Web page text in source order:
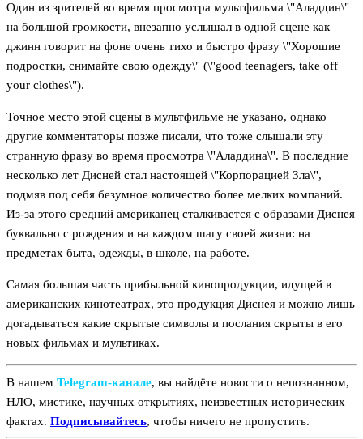
Один из зрителей во время просмотра мультфильма \"Аладдин\"
на большой громкости, внезапно услышал в одной сцене как
джинн говорит на фоне очень тихо и быстро фразу \"Хорошие
подростки, снимайте свою одежду\" (\"good teenagers, take off
your clothes\").
Точное место этой сцены в мультфильме не указано, однако
другие комментаторы позже писали, что тоже слышали эту
странную фразу во время просмотра \"Аладдина\". В последние
несколько лет Дисней стал настоящей \"Корпорацией Зла\",
подмяв под себя безумное количество более мелких компаний.
Из-за этого средний американец сталкивается с образами Диснея
буквально с рождения и на каждом шагу своей жизни: на
предметах быта, одежды, в школе, на работе.
Самая большая часть прибыльной кинопродукции, идущей в
американских кинотеатрах, это продукция Диснея и можно лишь
догадываться какие скрытые символы и послания скрыты в его
новых фильмах и мультиках.
В нашем Telegram‑канале, вы найдёте новости о непознанном,
НЛО, мистике, научных открытиях, неизвестных исторических
фактах. Подписывайтесь, чтобы ничего не пропустить.